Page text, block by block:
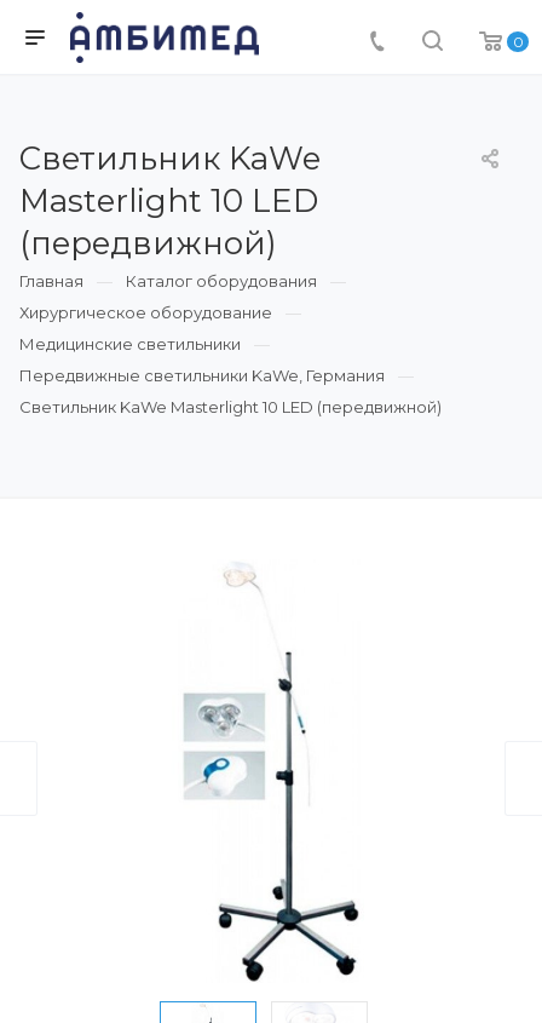
0
Светильник KaWe
Masterlight 10 LED
(передвижной)
Главная
Каталог оборудования
Хирургическое оборудование
Медицинские светильники
Передвижные светильники KaWe, Германия
Светильник KaWe Masterlight 10 LED (передвижной)